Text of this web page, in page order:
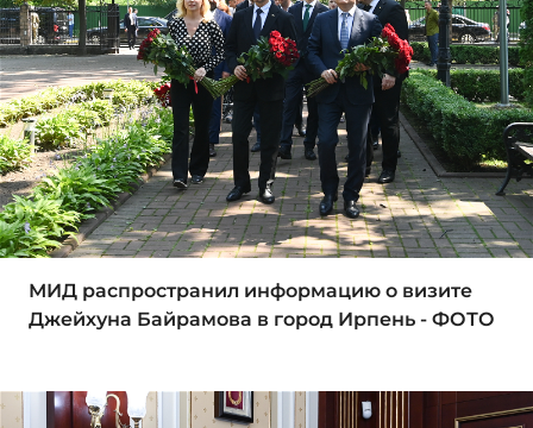
МИД распространил информацию о визите
Джейхуна Байрамова в город Ирпень - ФОТО